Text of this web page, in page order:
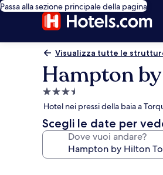
Passa alla sezione principale della pagina
Visualizza tutte le
Hampton
Struttura
a
3.5
stelle
Hotel nei pressi della baia a
Scegli le date per
Dove vuoi andare?